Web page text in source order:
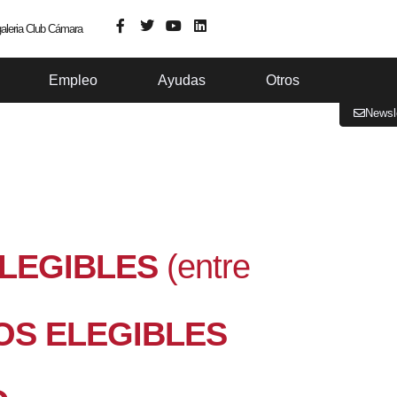
Club Cámara
Empleo Ayudas Otros
(entre
ELEGIBLES